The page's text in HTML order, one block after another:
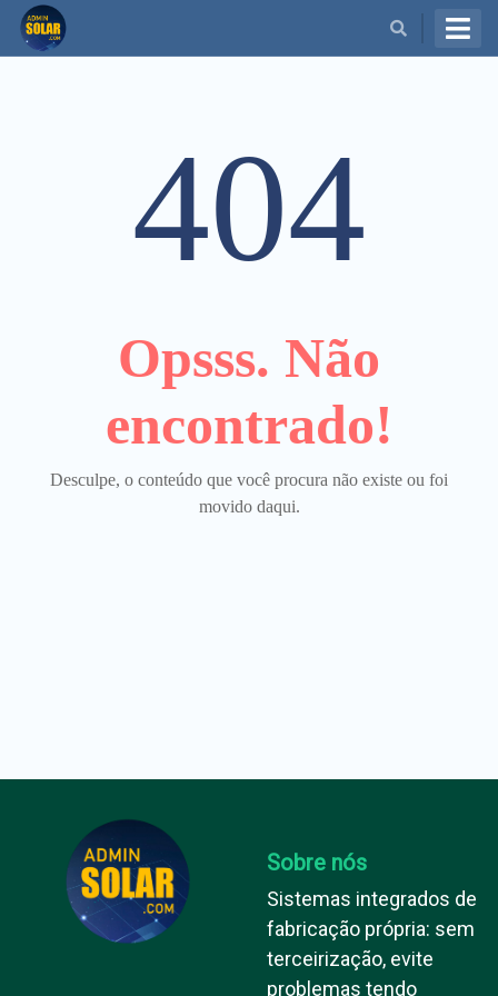
404
Opsss. Não
encontrado!
Desculpe, o conteúdo que você procura não existe ou foi
movido daqui.
Sobre nós
Sistemas integrados de
fabricação própria: sem
terceirização, evite
problemas tendo